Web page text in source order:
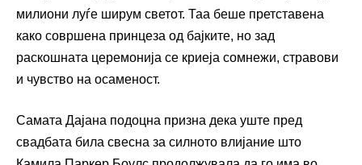
милиони луѓе ширум светот. Таа беше претставена
како совршена принцеза од бајките, но зад
раскошната церемонија се криеја сомнежи, стравови
и чувство на осаменост.
Самата Дајана подоцна призна дека уште пред
свадбата била свесна за силното влијание што